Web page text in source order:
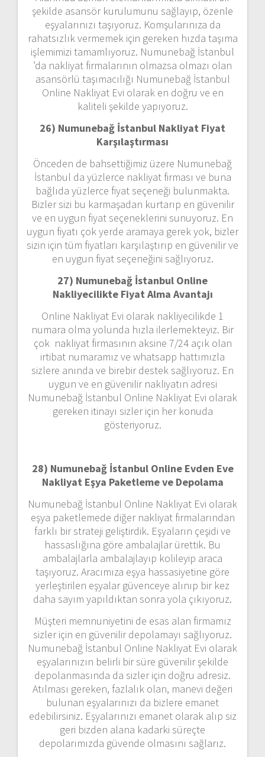
şekilde asansör kurulumunu sağlayıp, özenle
eşyalarınızı taşıyoruz. Komşularınıza da
rahatsızlık vermemek için gereken hızda taşıma
işlemimizi tamamlıyoruz. Numunebağ İstanbul
’da nakliyat firmalarının olmazsa olmazı olan
asansörlü taşımacılığı Numunebağ İstanbul
Online Nakliyat Evi olarak en doğru ve en
kaliteli şekilde yapıyoruz.
26) Numunebağ İstanbul Nakliyat Fiyat
Karşılaştırması
Önceden de bahsettiğimiz üzere Numunebağ
İstanbul da yüzlerce nakliyat firması ve buna
bağlıda yüzlerce fiyat seçeneği bulunmakta.
Bizler sizi bu karmaşadan kurtarıp en güvenilir
ve en uygun fiyat seçeneklerini sunuyoruz. En
uygun fiyatı çok yerde aramaya gerek yok, bizler
sizin için tüm fiyatları karşılaştırıp en güvenilir ve
en uygun fiyat seçeneğini sağlıyoruz.
27) Numunebağ İstanbul Online
Nakliyecilikte Fiyat Alma Avantajı
Online Nakliyat Evi olarak nakliyecilikde 1
numara olma yolunda hızla ilerlemekteyiz. Bir
çok nakliyat firmasının aksine 7/24 açık olan
irtibat numaramız ve whatsapp hattımızla
sizlere anında ve birebir destek sağlıyoruz. En
uygun ve en güvenilir nakliyatın adresi
Numunebağ İstanbul Online Nakliyat Evi olarak
gereken itinayı sizler için her konuda
gösteriyoruz.
28) Numunebağ İstanbul Online Evden Eve
Nakliyat Eşya Paketleme ve Depolama
Numunebağ İstanbul Online Nakliyat Evi olarak
eşya paketlemede diğer nakliyat firmalarından
farklı bir strateji geliştirdik. Eşyaların çeşidi ve
hassaslığına göre ambalajlar ürettik. Bu
ambalajlarla ambalajlayıp kolileyip araca
taşıyoruz. Aracımıza eşya hassasiyetine göre
yerleştirilen eşyalar güvenceye alınıp bir kez
daha sayım yapıldıktan sonra yola çıkıyoruz.
Müşteri memnuniyetini de esas alan firmamız
sizler için en güvenilir depolamayı sağlıyoruz.
Numunebağ İstanbul Online Nakliyat Evi olarak
eşyalarınızın belirli bir süre güvenilir şekilde
depolanmasında da sizler için doğru adresiz.
Atılması gereken, fazlalık olan, manevi değeri
bulunan eşyalarınızı da bizlere emanet
edebilirsiniz. Eşyalarınızı emanet olarak alıp siz
geri bizden alana kadarki süreçte
depolarımızda güvende olmasını sağlarız.